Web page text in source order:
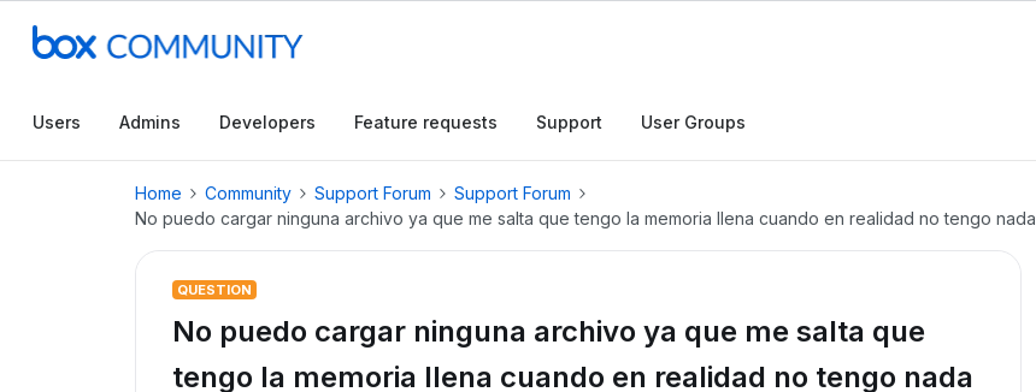
Users Admins Developers Feature requests Support User Groups
Home Community Support Forum
Support Forum
No puedo cargar ninguna archivo ya que me salta que tengo la memoria llena cuando en realidad no tengo nada
QUESTION
No puedo cargar ninguna archivo ya que me salta que
tengo la memoria llena cuando en realidad no tengo nada